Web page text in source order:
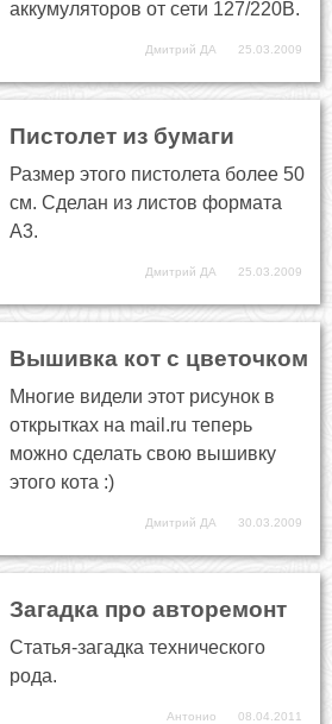
аккумуляторов от сети 127/220В.
Дмитрий ДА 25.03.2009
Пистолет из бумаги
Размер этого пистолета более 50
см. Сделан из листов формата
А3.
Дмитрий ДА 25.03.2009
Вышивка кот с цветочком
Многие видели этот рисунок в
открытках на mail.ru теперь
можно сделать свою вышивку
этого кота :)
Дмитрий ДА 30.03.2009
Загадка про авторемонт
Статья-загадка технического
рода.
Антонио 08.04.2011